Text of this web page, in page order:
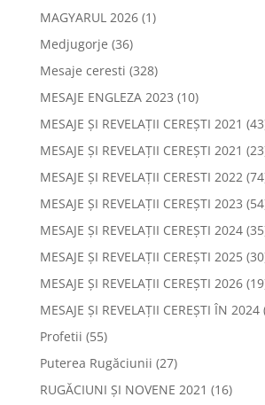
MAGYARUL 2026(1)
Medjugorje (36)
Mesaje ceresti (328)
MESAJE ENGLEZA 2023 (10)
MESAJE ȘI REVELAȚII CEREȘTI 2021
MESAJE ȘI REVELAȚII CEREȘTI 2021
MESAJE ȘI REVELAȚII CERESTI 2022
MESAJE ȘI REVELAȚII CEREȘTI 2023
MESAJE ȘI REVELAȚII CEREȘTI 2024
MESAJE ȘI REVELAȚII CEREȘTI 2025
MESAJE ȘI REVELAȚII CEREȘTI 2026
MESAJE ȘI REVELAȚII CEREȘTI ÎN 2024
Profetii (55)
Puterea Rugăciunii (27)
RUGĂCIUNI ȘI NOVENE 2021 (16)